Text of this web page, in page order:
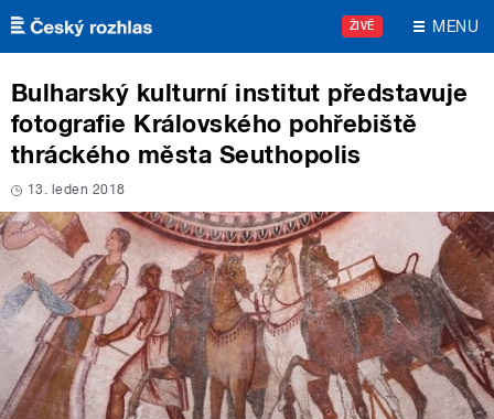
Přejít k hlavnímu obsahu
ŽIVĚ MENU
Bulharský kulturní institut představuje
fotografie Královského pohřebiště
thráckého města Seuthopolis
13. leden 2018